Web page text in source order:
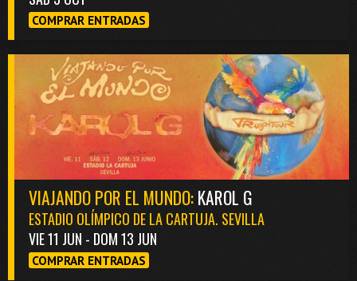
COMPRAR ENTRADAS
VIAJANDO POR EL MUNDO:KAROL G
ESTADIO OLÍMPICO DE LA CARTUJA. SEVILLA
VIE 11 JUN - DOM 13 JUN
COMPRAR ENTRADAS